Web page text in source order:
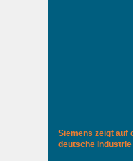
Siemens zeigt auf
deutsche